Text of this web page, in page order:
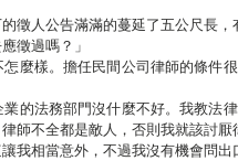
徵人公告滿滿的蔓延了五公尺長
徵過嗎？」
怎麼樣。擔任民間公司律師的條
業的法務部門沒什麼不好。我教
師不全都是敵人，否則我就該討
我相當意外，不過我沒有機會問出